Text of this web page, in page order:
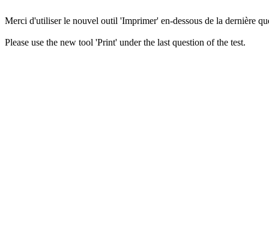
Merci d'utiliser le nouvel outil 'Imprimer' en-dessous de la dernière
Please use the new tool 'Print' under the last question of the test.